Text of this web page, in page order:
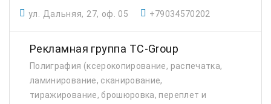
ул. Дальняя, 27, оф. 05 +79034570202
Рекламная группа TC-Group
Полиграфия (ксерокопирование, распечатка,
ламинирование, сканирование,
тиражирование, брошюровка, переплет и